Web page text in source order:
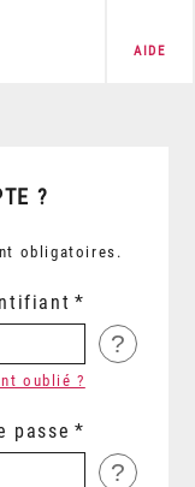
AIDE
?
obligatoires.
?
oublié ?
passe
?